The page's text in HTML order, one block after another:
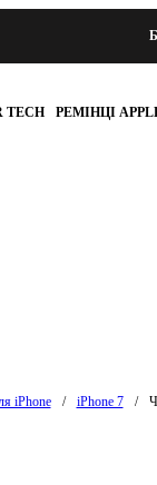
TECH РЕМІНЦІ
iPhone / iPhone 7 /